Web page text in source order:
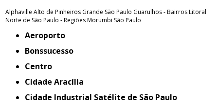
Alphaville Alto de Pinheiros Grande São Paulo Guarulhos - BairrosLitoral
Norte de São Paulo - RegiõesMorumbi São Paulo
Aeroporto
Bonssucesso
Centro
Cidade Aracília
Cidade Industrial Satélite de São Paulo